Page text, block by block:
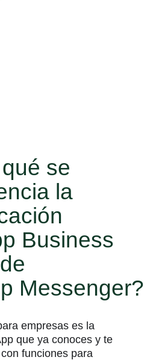
se
la
Business
de
Messenger?
empresas es la
que ya conoces y te
funciones para